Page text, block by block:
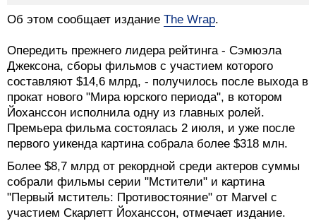
Об этом сообщает издание The Wrap.
Опередить прежнего лидера рейтинга - Сэмюэла
Джексона, сборы фильмов с участием которого
составляют $14,6 млрд, - получилось после выхода в
прокат нового "Мира юрского периода", в котором
Йоханссон исполнила одну из главных ролей.
Премьера фильма состоялась 2 июля, и уже после
первого уикенда картина собрала более $318 млн.
Более $8,7 млрд от рекордной среди актеров суммы
собрали фильмы серии "Мстители" и картина
"Первый мститель: Противостояние" от Marvel с
участием Скарлетт Йоханссон, отмечает издание.